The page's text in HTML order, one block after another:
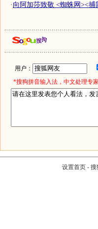
·向阿加莎致敬 <蜘蛛网><
用户：
*搜狗拼音输入法，中文处理专
设置首页- 搜